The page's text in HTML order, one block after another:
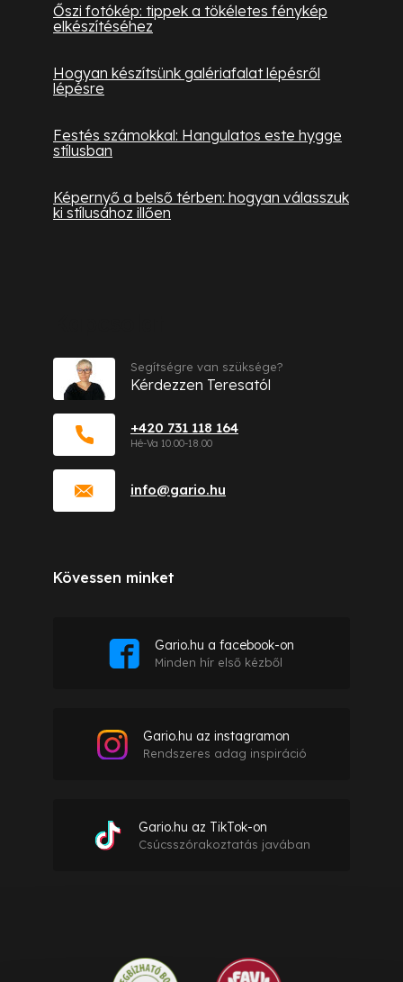
Őszi fotókép: tippek a tökéletes fénykép
elkészítéséhez
Hogyan készítsünk galériafalat lépésről
lépésre
Festés számokkal: Hangulatos este hygge
stílusban
Képernyő a belső térben: hogyan válasszuk
ki stílusához illően
info@gario.hu
+420 731 118 164
Segítségre van szüksége?
Kérdezzen Teresatól
Kövessen minket
Gario.hu a facebook-on
Minden hír első kézből
Gario.hu az instagramon
Rendszeres adag inspiráció
Gario.hu az TikTok-on
Csúcsszórakoztatás javában